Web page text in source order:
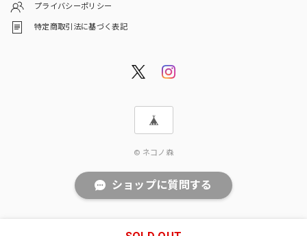
プライバシーポリシー
特定商取引法に基づく表記
© ネコノ森
ショップに質問する